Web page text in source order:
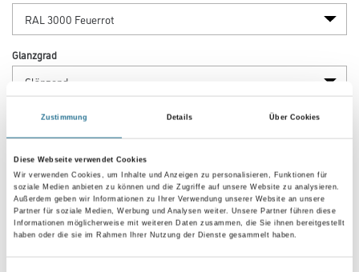
Zustimmung Details Über Cookies
Diese Webseite verwendet Cookies
Wir verwenden Cookies, um Inhalte und Anzeigen zu personalisieren, Funktionen für
soziale Medien anbieten zu können und die Zugriffe auf unsere Website zu analysieren.
Außerdem geben wir Informationen zu Ihrer Verwendung unserer Website an unsere
Partner für soziale Medien, Werbung und Analysen weiter. Unsere Partner führen diese
Informationen möglicherweise mit weiteren Daten zusammen, die Sie ihnen bereitgestellt
haben oder die sie im Rahmen Ihrer Nutzung der Dienste gesammelt haben.
Glanzgrad
Gebinde
Umrechnungsfaktoren